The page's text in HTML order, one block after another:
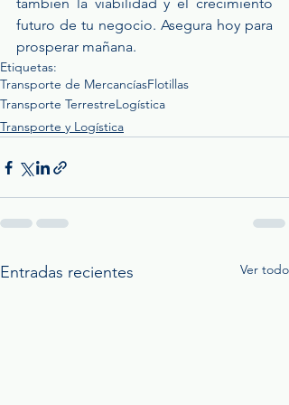
también la viabilidad y el crecimiento
futuro de tu negocio. Asegura hoy para
prosperar mañana.
Etiquetas:
Transporte de MercancíasFlotillas
Transporte TerrestreLogística
Transporte y Logística
Entradas recientes Ver todo